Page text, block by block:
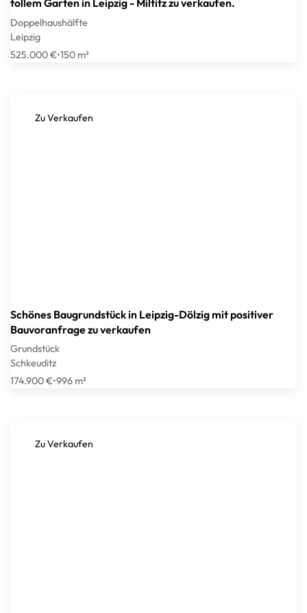
Doppelhaushälfte
Leipzig
525.000 €•150 m²
Zu Verkaufen
Schönes Baugrundstück in Leipzig-Dölzig mit positiver
Bauvoranfrage zu verkaufen
Grundstück
Schkeuditz
174.900 €•996 m²
Zu Verkaufen